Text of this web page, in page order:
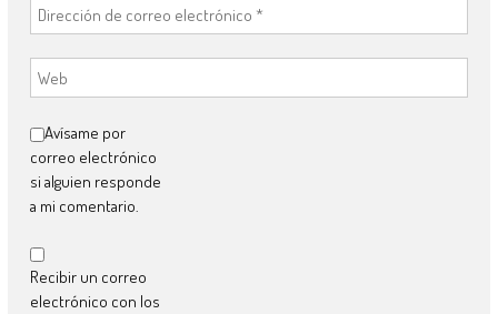
Avísame por
correo electrónico
si alguien responde
a mi comentario.
Recibir un correo
electrónico con los